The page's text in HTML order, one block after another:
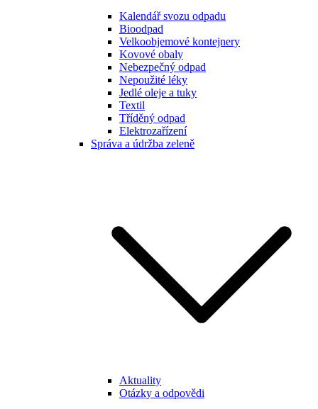
Kalendář svozu odpadu
Bioodpad
Velkoobjemové kontejnery
Kovové obaly
Nebezpečný odpad
Nepoužité léky
Jedlé oleje a tuky
Textil
Tříděný odpad
Elektrozařízení
Správa a údržba zeleně
Aktuality
Otázky a odpovědi